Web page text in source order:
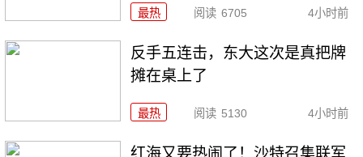
最热 阅读 6705 4小时前
反手五连击，东大这次是真把牌
摊在桌上了
最热 阅读 5130 4小时前
红海又要热闹了！沙特召集联军